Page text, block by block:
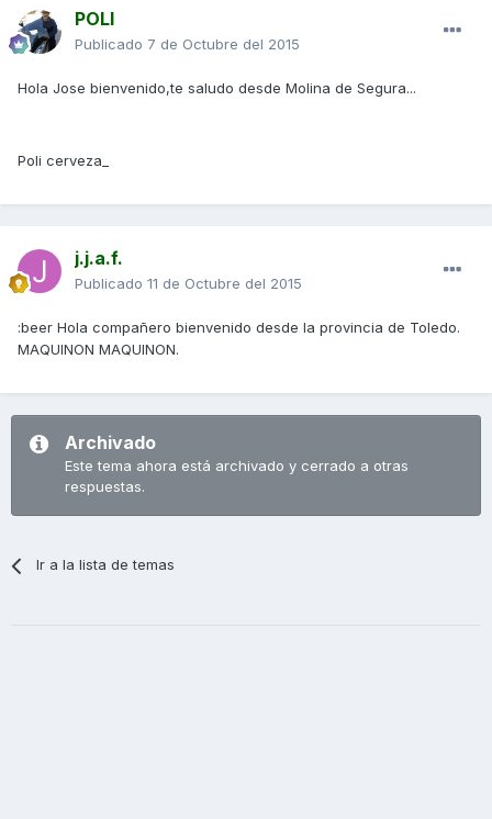
POLI
Publicado 7 de Octubre del 2015
Hola Jose bienvenido,te saludo desde Molina de Segura...
Poli cerveza_
j.j.a.f.
Publicado 11 de Octubre del 2015
:beer Hola compañero bienvenido desde la provincia de Toledo.
MAQUINON MAQUINON.
Archivado
Este tema ahora está archivado y cerrado a otras
respuestas.
Ir a la lista de temas